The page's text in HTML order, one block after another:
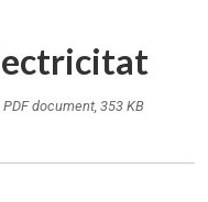
document, 353 KB